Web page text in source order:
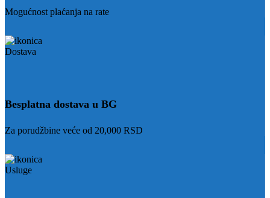
Mogućnost plaćanja na rate
Besplatna dostava u BG
Za porudžbine veće od 20,000 RSD